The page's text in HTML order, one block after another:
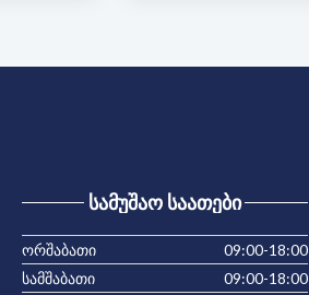
ᲡᲐᲛᲣᲨᲐᲝ ᲡᲐᲐᲗᲔᲑᲘ
ორშაბათი
09:00-18:00
სამშაბათი
09:00-18:00